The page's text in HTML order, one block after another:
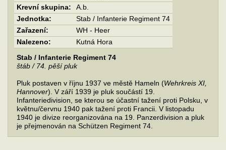
Krevní skupina:
A.b.
Jednotka:
Stab / Infanterie Regiment 74
Zařazení:
WH - Heer
Nalezeno:
Kutná Hora
Stab / Infanterie Regiment 74
štáb / 74. pěší pluk
Pluk postaven v říjnu 1937 ve městě Hameln (Wehrkreis XI,
Hannover). V září 1939 je pluk součástí 19.
Infanteriedivision, se kterou se účastní tažení proti Polsku, v
květnu/červnu 1940 pak tažení proti Francii. V listopadu
1940 je divize reorganizována na 19. Panzerdivision a pluk
je přejmenován na Schützen Regiment 74.